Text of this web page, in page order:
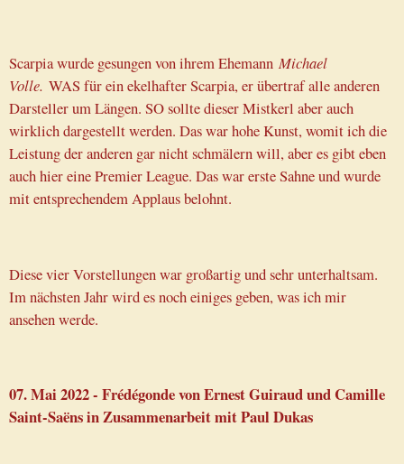
Scarpia wurde gesungen von ihrem Ehemann Michael
Volle. WAS für ein ekelhafter Scarpia, er übertraf alle anderen
Darsteller um Längen. SO sollte dieser Mistkerl aber auch
wirklich dargestellt werden. Das war hohe Kunst, womit ich die
Leistung der anderen gar nicht schmälern will, aber es gibt eben
auch hier eine Premier League. Das war erste Sahne und wurde
mit entsprechendem Applaus belohnt.
Diese vier Vorstellungen war großartig und sehr unterhaltsam.
Im nächsten Jahr wird es noch einiges geben, was ich mir
ansehen werde.
07. Mai 2022 - Frédégonde von Ernest Guiraud und Camille
Saint-Saëns in Zusammenarbeit mit Paul Dukas